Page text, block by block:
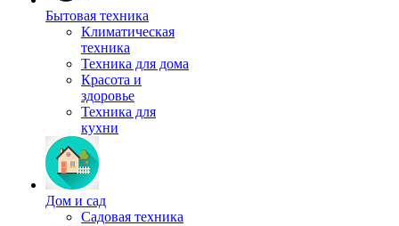
Бытовая техника
Климатическая
техника
Техника для дома
Красота и
здоровье
Техника для
кухни
Дом и сад
Садовая техника